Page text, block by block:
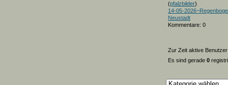
(pfalzbilder)
14-05-
Neustadt
Kommentare: 0
Zur Zeit aktive
Es sind gerade 0